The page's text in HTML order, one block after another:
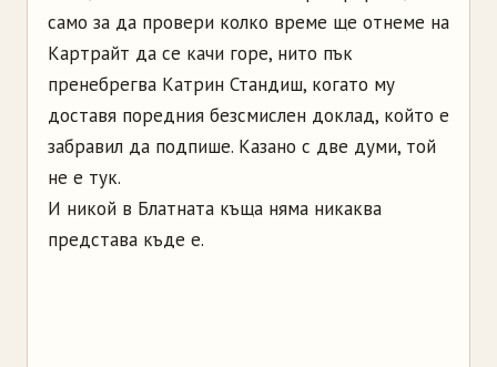
само за да провери колко време ще отнеме на
Картрайт да се качи горе, нито пък
пренебрегва Катрин Стандиш, когато му
доставя поредния безсмислен доклад, който е
забравил да подпише. Казано с две думи, той
не е тук.
И никой в Блатната къща няма никаква
представа къде е.